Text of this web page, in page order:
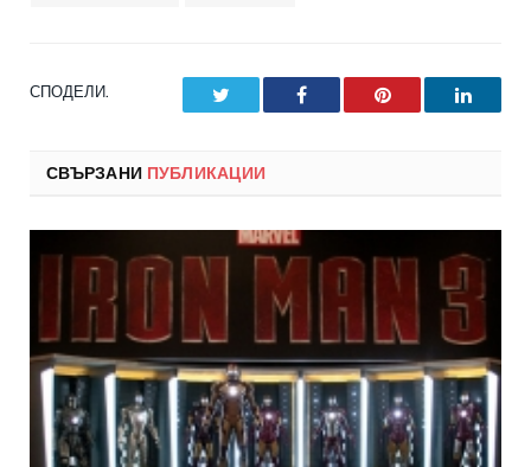
СПОДЕЛИ. Facebook Pinterest
СВЪРЗАНИ ПУБЛИКАЦИИ